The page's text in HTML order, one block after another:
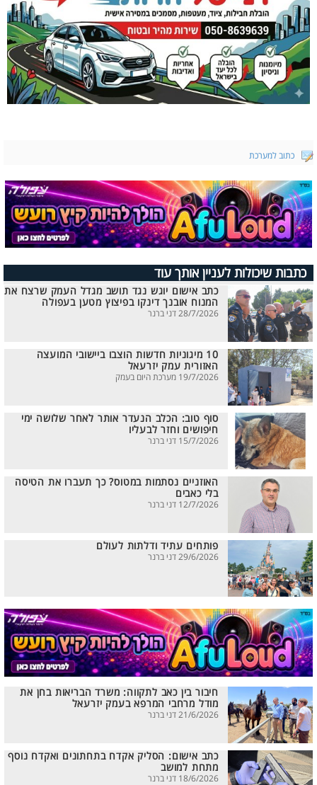
כתוב למערכת
כתבות שיכולות לעניין אותך עוד
כתב אישום יוגש נגד תושב מגדל העמק שרצח את
המנוח אובנך דינקו בפיצוץ מטען בעפולה
28/7/2026 דני ברנר
10 מיגוניות חדשות הוצבו ביישובי המועצה
האזורית עמק יזרעאל
19/7/2026 מערכת היום בעמק
סוף טוב: הכלב הנעדר אותר לאחר שלושה ימי
חיפושים וחזר לבעליו
15/7/2026 דני ברנר
האוזניים נסתמות במטוס? כך תעברו את הטיסה
בלי כאבים
12/7/2026 דני ברנר
פותחים עתיד ודלתות לעולם
29/6/2026 דני ברנר
חיבור בין כאב לתקווה: משרד הבריאות בחן את
מודל מרחבי המרפא בעמק יזרעאל
21/6/2026 דני ברנר
כתב אישום: הסליק אקדח בתחתונים ואקדח נוסף
מתחת למושב
18/6/2026 דני ברנר